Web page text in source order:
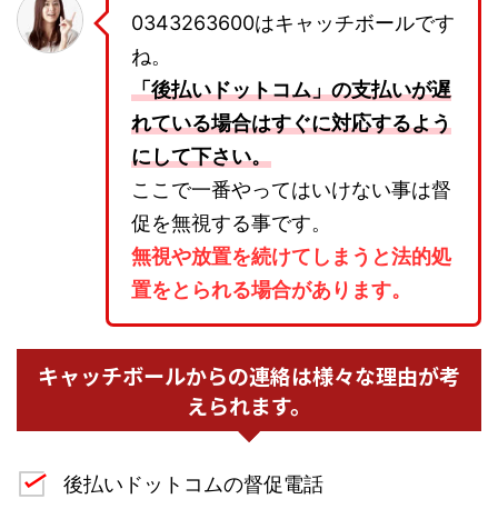
0343263600はキャッチボールです
ね。
「後払いドットコム」の支払いが遅
れている場合はすぐに対応するよう
にして下さい。
ここで一番やってはいけない事は督
促を無視する事です。
無視や放置を続けてしまうと法的処
置をとられる場合があります。
キャッチボールからの連絡は様々な理由が考
えられます。
後払いドットコムの督促電話